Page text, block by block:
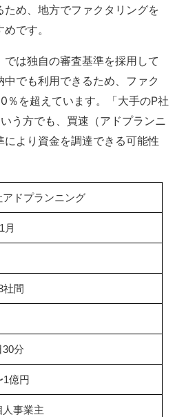
め、地方でファクタリングを
です。
は独自の審査基準を採用して
でも利用できるため、ファク
％を超えています。「大手のP社
う方でも、買速（アドプランニ
より資金を調達できる可能性
アドプランニング
月
社間
分
1億円
事業主